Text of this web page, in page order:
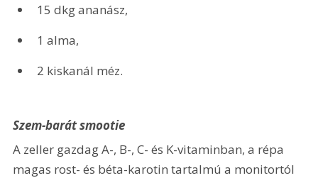
15 dkg ananász,
1 alma,
2 kiskanál méz.
Szem-barát smootie
A zeller gazdag A-, B-, C- és K-vitaminban, a répa
magas rost- és béta-karotin tartalmú a monitortól